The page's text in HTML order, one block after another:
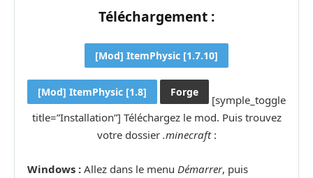
Téléchargement :
[Mod] ItemPhysic [1.7.10]
[Mod] ItemPhysic [1.8] Forge
[symple_toggle
title=”Installation”] Téléchargez le mod. Puis trouvez
votre dossier .minecraft:
Windows : Allez dans le menu Démarrer, puis